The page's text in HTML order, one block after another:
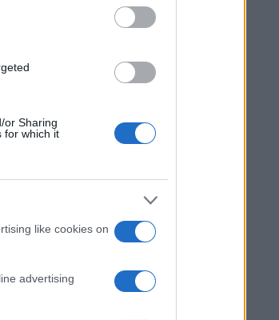
or Sharing
for which it
like cookies on
advertising